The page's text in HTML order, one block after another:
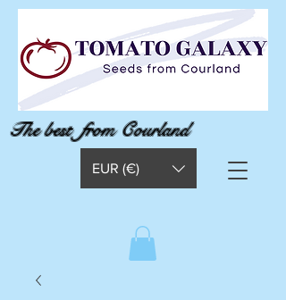
The best from Courland
EUR (€)